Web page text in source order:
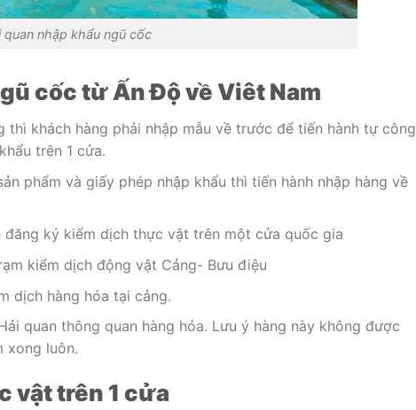
quan nhập khẩu ngũ cốc
cốc từ Ấn Độ về Viêt Nam
thì khách hàng phải nhập mẫu về trước để tiến hành tự công
trên 1 cửa.
phẩm và giấy phép nhập khẩu thì tiến hành nhập hàng về
đăng ký kiểm dịch thực vật trên một cửa quốc gia
kiểm dịch động vật Cảng- Bưu điệu
dịch hàng hóa tại cảng.
quan thông quan hàng hóa. Lưu ý hàng này không được
xong luôn.
vật trên 1 cửa